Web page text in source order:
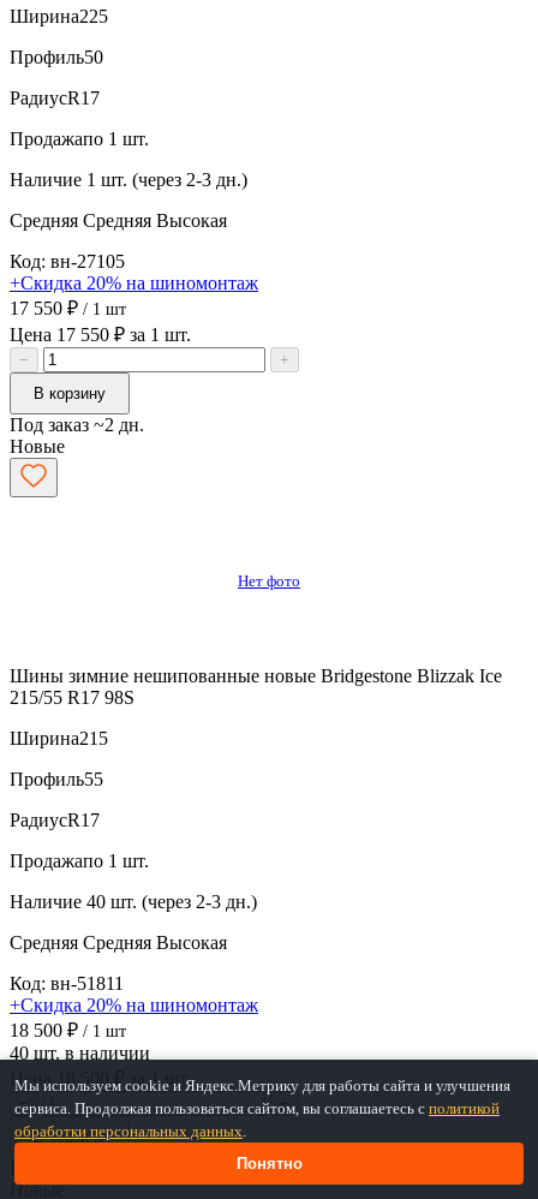
Ширина225
Профиль50
РадиусR17
Продажапо 1 шт.
Наличие 1 шт. (через 2-3 дн.)
Средняя Средняя Высокая
Код: вн-27105
+Скидка 20% на шиномонтаж
17 550 ₽ / 1 шт
Цена 17 550 ₽ за 1 шт.
−
+
В корзину
Под заказ ~2 дн.
Новые
Нет фото
Шины зимние нешипованные новые Bridgestone Blizzak Ice
215/55 R17 98S
Ширина215
Профиль55
РадиусR17
Продажапо 1 шт.
Наличие 40 шт. (через 2-3 дн.)
Средняя Средняя Высокая
Код: вн-51811
+Скидка 20% на шиномонтаж
18 500 ₽ / 1 шт
40 шт. в наличии
Цена 18 500 ₽ за 1 шт.
−
+
В корзину
Новые
Мы используем cookie и Яндекс.Метрику для работы сайта и улучшения
сервиса. Продолжая пользоваться сайтом, вы соглашаетесь с политикой
обработки персональных данных.
Понятно